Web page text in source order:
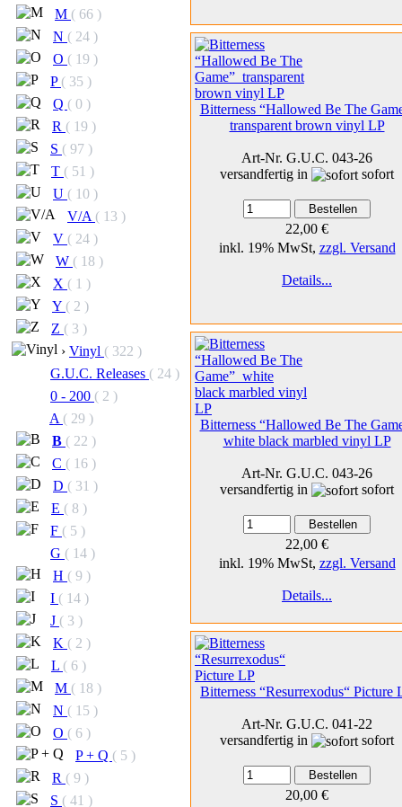
M ( 66 )
N ( 24 )
O ( 19 )
P ( 35 )
Q ( 0 )
R ( 19 )
S ( 97 )
T ( 51 )
U ( 10 )
V/A ( 13 )
V ( 24 )
W ( 18 )
X ( 1 )
Y ( 2 )
Z ( 3 )
› Vinyl ( 322 )
G.U.C. Releases ( 24 )
0 - 200 ( 2 )
A ( 29 )
B ( 22 )
C ( 16 )
D ( 31 )
E ( 8 )
F ( 5 )
G ( 14 )
H ( 9 )
I ( 14 )
J ( 3 )
K ( 2 )
L ( 6 )
M ( 18 )
N ( 15 )
O ( 6 )
P + Q ( 5 )
R ( 9 )
S ( 41 )
Bitterness “Hallowed Be The
transparent brown vinyl LP
Art-Nr. G.U.C. 043-26
versandfertig in
sofort
22,00 €
inkl. 19% MwSt, zzgl. Versand
Details...
Bitterness “Hallowed Be The
white black marbled vinyl LP
Art-Nr. G.U.C. 043-26
versandfertig in
sofort
22,00 €
inkl. 19% MwSt, zzgl. Versand
Details...
Bitterness “Resurrexodus“ Picture
Art-Nr. G.U.C. 041-22
versandfertig in
sofort
20,00 €